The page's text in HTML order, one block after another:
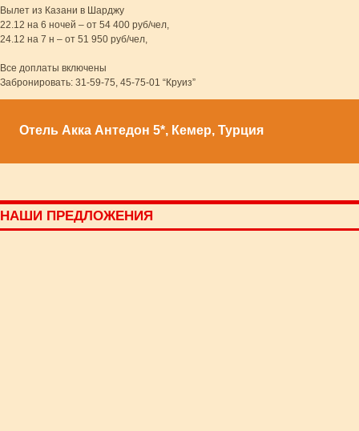
Вылет из Казани в Шарджу
22.12 на 6 ночей – от 54 400 руб/чел,
24.12 на 7 н – от 51 950 руб/чел,
Все доплаты включены
Забронировать: 31-59-75, 45-75-01 “Круиз”
Отель Акка Антедон 5*, Кемер, Турция
НАШИ ПРЕДЛОЖЕНИЯ